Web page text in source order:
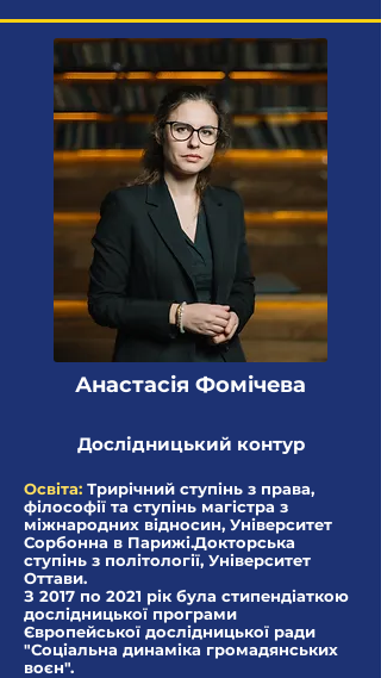
Анастасія Фомічeва
Дослідницький контур
Освіта: Трирічний ступінь з права,
філософії та ступінь магістра з
міжнародних відносин, Університет
Сорбонна в Парижі.Докторська
ступінь з політології, Університет
Оттави.
З 2017 по 2021 рік була стипендіаткою
дослідницької програми
Європейської дослідницької ради
"Соціальна динаміка громадянських
воєн".